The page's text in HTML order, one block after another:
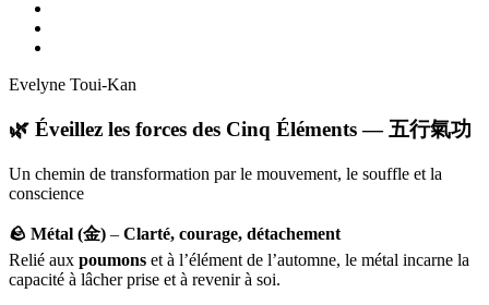
Evelyne Toui-Kan
🌿 Éveillez les forces des Cinq Éléments — 五行氣功
Un chemin de transformation par le mouvement, le souffle et la
conscience
🪨 Métal (金) – Clarté, courage, détachement
Relié aux poumons et à l’élément de l’automne, le métal incarne la
capacité à lâcher prise et à revenir à soi.